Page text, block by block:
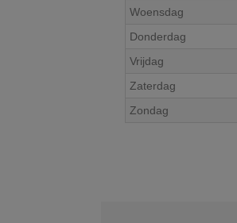
Woensdag
Donderdag
Vrijdag
Zaterdag
Zondag